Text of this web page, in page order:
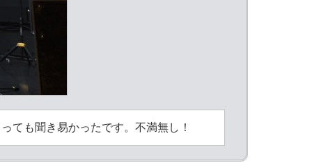
ても聞き易かったです。不満無し！